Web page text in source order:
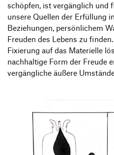
schöpfen, ist vergänglich und
unsere Quellen der Erfüllung
Beziehungen, persönlichem
Freuden des Lebens zu
Fixierung auf das Materielle
nachhaltige Form der Freude
vergängliche äußere